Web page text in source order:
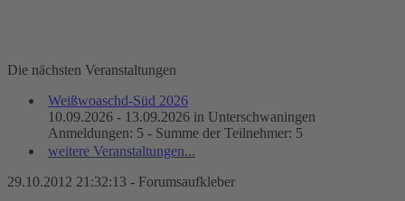
Die nächsten Veranstaltungen
Weißwoaschd-Süd 2026
10.09.2026 - 13.09.2026 in Unterschwaningen
Anmeldungen: 5 - Summe der Teilnehmer: 5
weitere Veranstaltungen...
29.10.2012 21:32:13 - Forumsaufkleber